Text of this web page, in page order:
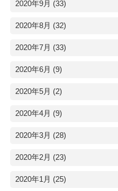
2020年9月 (33)
2020年8月 (32)
2020年7月 (33)
2020年6月 (9)
2020年5月 (2)
2020年4月 (9)
2020年3月 (28)
2020年2月 (23)
2020年1月 (25)